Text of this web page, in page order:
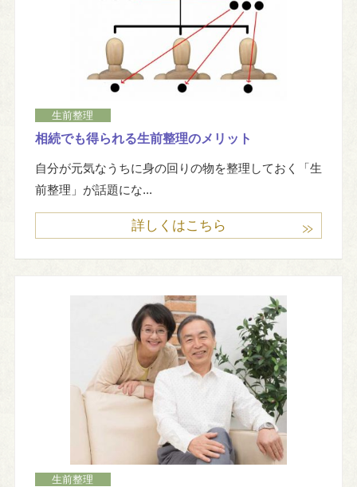
生前整理
相続でも得られる生前整理のメリット
自分が元気なうちに身の回りの物を整理しておく「生
前整理」が話題にな...
詳しくはこちら
生前整理